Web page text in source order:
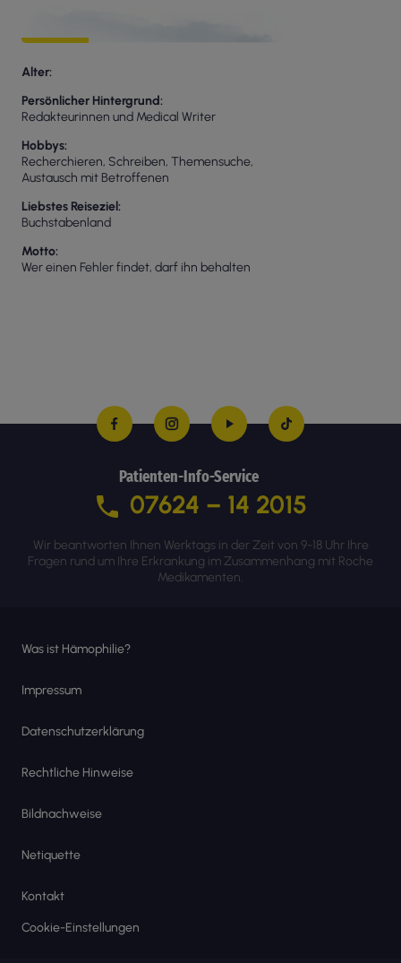
Alter
Persönlicher Hintergrund
Redakteurinnen und Medical Writer
Hobbys
Recherchieren, Schreiben, Themensuche,
Austausch mit Betroffenen
Liebstes Reiseziel
Buchstabenland
Motto
Wer einen Fehler findet, darf ihn behalten
Was ist Hämophilie?
Impressum
Datenschutzerklärung
Rechtliche Hinweise
Bildnachweise
Netiquette
Kontakt
Cookie-Einstellungen
Patienten-Info-Service
07624 – 14 2015
Wir beantworten Ihnen Werktags in der Zeit von 9-18 Uhr Ihre
Fragen rund um Ihre Erkrankung im Zusammenhang mit Roche
Medikamenten.